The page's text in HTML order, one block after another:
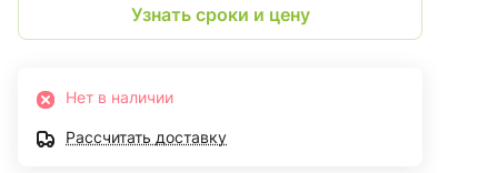
Узнать сроки и цену
Нет в наличии
Рассчитать доставку